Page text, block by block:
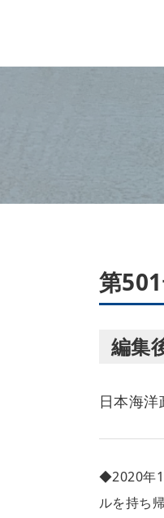
第
編集
日本海
◆2020年
ルを持ち